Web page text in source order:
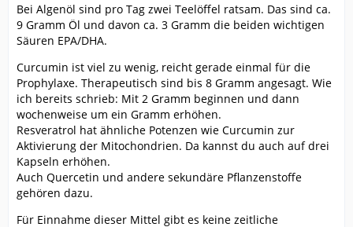
Bei Algenöl sind pro Tag zwei Teelöffel ratsam. Das sind ca.
9 Gramm Öl und davon ca. 3 Gramm die beiden wichtigen
Säuren EPA/DHA.
Curcumin ist viel zu wenig, reicht gerade einmal für die
Prophylaxe. Therapeutisch sind bis 8 Gramm angesagt. Wie
ich bereits schrieb: Mit 2 Gramm beginnen und dann
wochenweise um ein Gramm erhöhen.
Resveratrol hat ähnliche Potenzen wie Curcumin zur
Aktivierung der Mitochondrien. Da kannst du auch auf drei
Kapseln erhöhen.
Auch Quercetin und andere sekundäre Pflanzenstoffe
gehören dazu.
Für Einnahme dieser Mittel gibt es keine zeitliche